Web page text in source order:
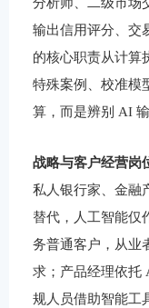
输出信用评分、交
的核心职责从计算
特殊案例、校准模
算，而是辨别 AI
战略与客户经营岗
私人银行家、金融
替代，人工智能仅
务普通客户，从业
求；产品经理依托
规人员借助智能工